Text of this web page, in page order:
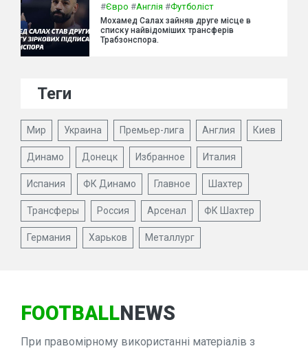
#Євро #Англія #Футболіст
Мохамед Салах зайняв друге місце в
списку найвідоміших трансферів
Трабзонспора.
Теги
Мир Украина Премьер-лига Англия Киев
Динамо Донецк Избранное Италия
Испания ФК Динамо Главное Шахтер
Трансферы Россия Арсенал ФК Шахтер
Германия Харьков Металлург
FOOTBALLNEWS
При правомірному використанні матеріалів з